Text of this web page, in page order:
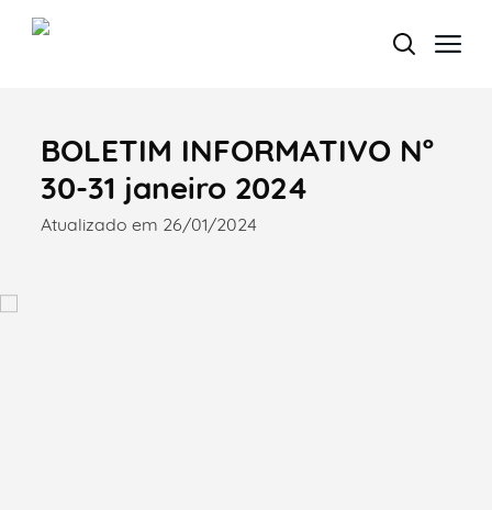
Termo de Pesquisa
BOLETIM INFORMATIVO Nº
30-31 janeiro 2024
Atualizado em 26/01/2024